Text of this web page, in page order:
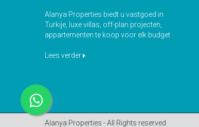
Alanya Properties biedt u vastgoed in
Turkije, luxe villas, off-plan projecten,
appartementen te koop voor elk budget
Lees verder
Alanya Properties - All Rights reserved